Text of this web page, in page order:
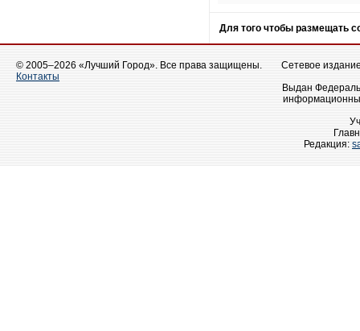
Для того чтобы размещать
© 2005–2026 «Лучший Город». Все права защищены.
Контакты
Сетевое
Выдан
Редакция: